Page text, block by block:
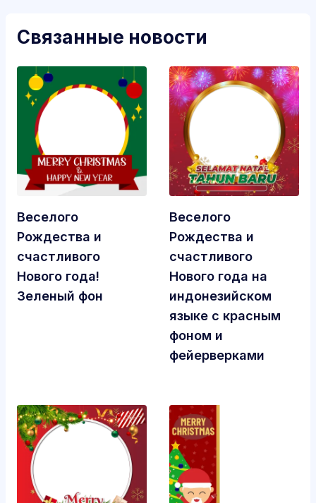
Связанные новости
Веселого
Рождества и
счастливого
Нового года!
Зеленый фон
Веселого
Рождества и
счастливого
Нового года на
индонезийском
языке с красным
фоном и
фейерверками